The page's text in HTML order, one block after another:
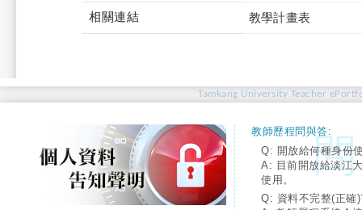
相關連結 教學計畫表
Tamkang University Teacher
教師歷程問與答:
Q: 開放給何種身份
A: 目前開放給淡江
使用。
Q: 資料不完整(正確